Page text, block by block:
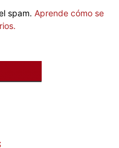
spam. Aprende cómo se